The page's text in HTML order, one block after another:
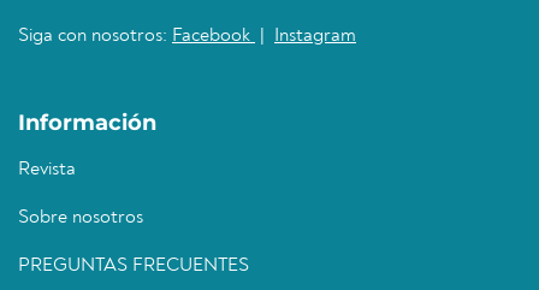
Siga con nosotros: Facebook Instagram
Información
Revista
Sobre nosotros
PREGUNTAS FRECUENTES